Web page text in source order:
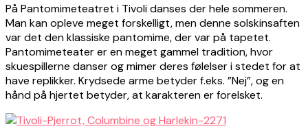
På Pantomimeteatret i Tivoli danses der hele sommeren.
Man kan opleve meget forskelligt, men denne solskinsaften
var det den klassiske pantomime, der var på tapetet.
Pantomimeteater er en meget gammel tradition, hvor
skuespillerne danser og mimer deres følelser i stedet for at
have replikker. Krydsede arme betyder f.eks. ”Nej”, og en
hånd på hjertet betyder, at karakteren er forelsket.